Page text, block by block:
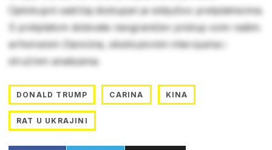
Cjelokupni sadržaj dostupan je isključivo pretplatnicima.
S pretplatom dobivate neograničen pristup svim našim
arhiviranim člancima, ekskluzivnim intervjuima i
stručnim analizama.
DONALD TRUMP CARINA KINA
RAT U UKRAJINI